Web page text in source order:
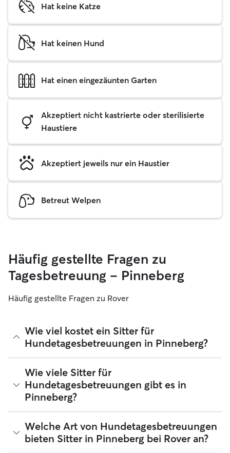
Hat keine Katze
Hat keinen Hund
Hat einen eingezäunten Garten
Akzeptiert nicht kastrierte oder sterilisierte
Haustiere
Akzeptiert jeweils nur ein Haustier
Betreut Welpen
Häufig gestellte Fragen zu
Tagesbetreuung – Pinneberg
Häufig gestellte Fragen zu Rover
Wie viel kostet ein Sitter für
Hundetagesbetreuungen in Pinneberg?
Sitter können ihre Preise bei Rover frei festlegen. Die
durchschnittlichen Kosten für einen Hundesitter für
Tagesbetreuungen bei Rover in Pinneberg betragen seit
August 2026 etwa 25 pro Tag, einschließlich der
und die deines Hundes anpasst.
Wie viele Sitter für
Hundetagesbetreuungen gibt es in
Pinneberg?
Seit August 2026 bieten 327 Sitter Hundetagesbetreuungen
in Pinneberg an. Du kannst deine Suchergebnisse filtern,
sortieren, deinen Radius erweitern, Bewertungen lesen und
Preise vergleichen, um den perfekten Sitter in deiner Nähe
Welche Art von Hundetagesbetreuungen
bieten Sitter in Pinneberg bei Rover an?